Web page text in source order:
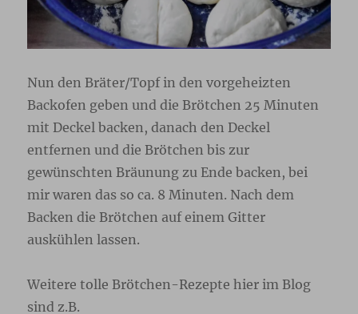
Nun den Bräter/Topf in den vorgeheizten
Backofen geben und die Brötchen 25 Minuten
mit Deckel backen, danach den Deckel
entfernen und die Brötchen bis zur
gewünschten Bräunung zu Ende backen, bei
mir waren das so ca. 8 Minuten. Nach dem
Backen die Brötchen auf einem Gitter
auskühlen lassen.
Weitere tolle Brötchen-Rezepte hier im Blog
sind z.B.